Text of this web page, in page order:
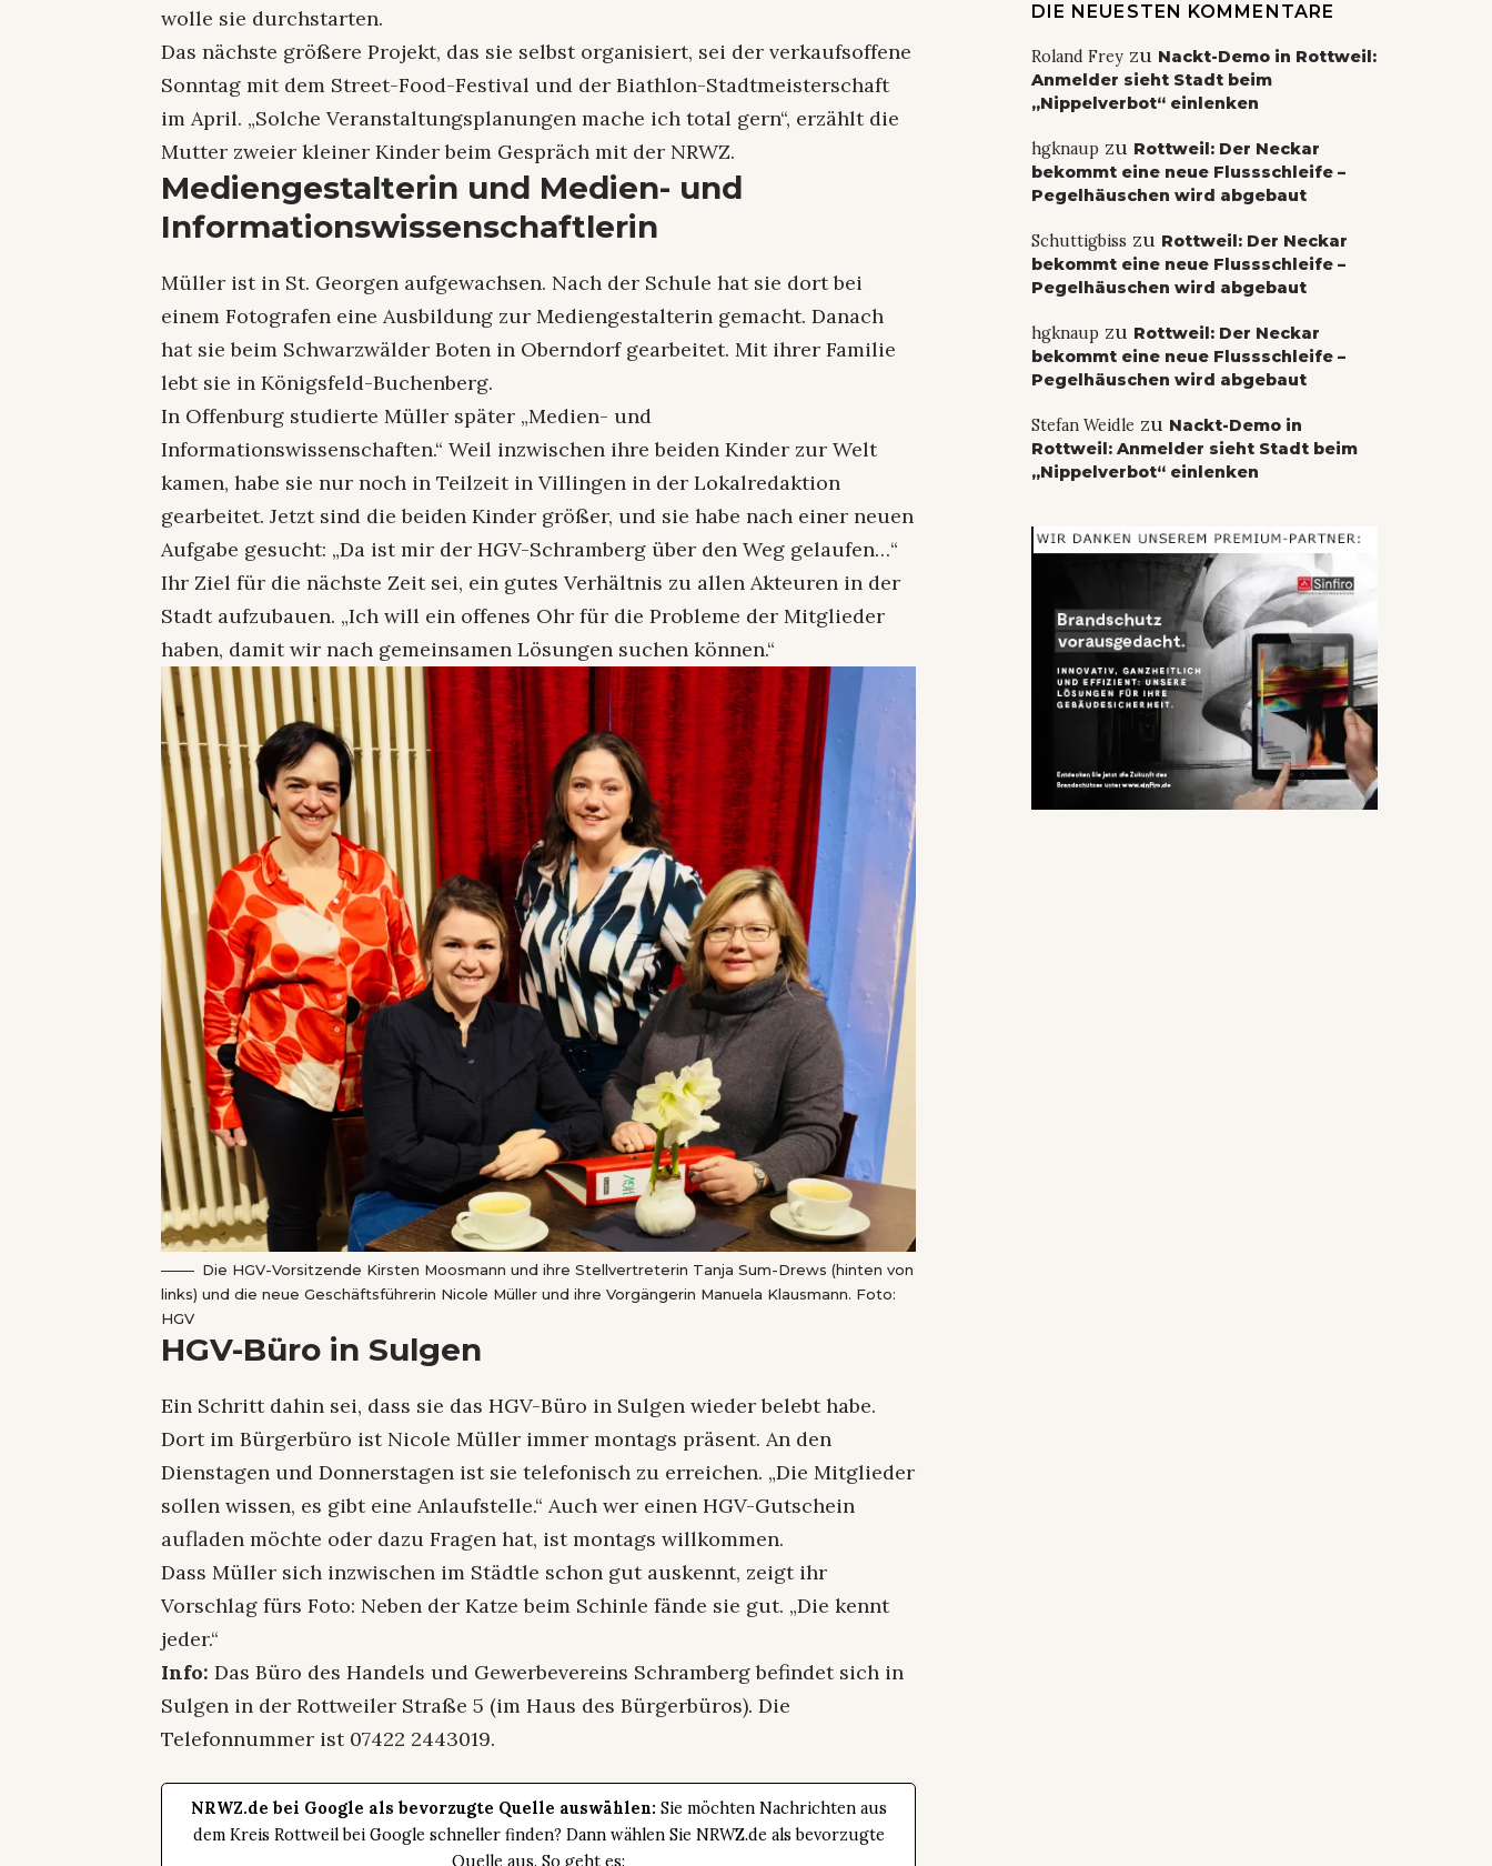
wolle sie durchstarten.
Das nächste größere Projekt, das sie selbst organisiert, sei der verkaufsoffene
Sonntag mit dem Street-Food-Festival und der Biathlon-Stadtmeisterschaft
im April. „Solche Veranstaltungsplanungen mache ich total gern“, erzählt die
Mutter zweier kleiner Kinder beim Gespräch mit der NRWZ.
Mediengestalterin und Medien- und
Informationswissenschaftlerin
Müller ist in St. Georgen aufgewachsen. Nach der Schule hat sie dort bei
einem Fotografen eine Ausbildung zur Mediengestalterin gemacht. Danach
hat sie beim Schwarzwälder Boten in Oberndorf gearbeitet. Mit ihrer Familie
lebt sie in Königsfeld-Buchenberg.
In Offenburg studierte Müller später „Medien- und
Informationswissenschaften.“ Weil inzwischen ihre beiden Kinder zur Welt
kamen, habe sie nur noch in Teilzeit in Villingen in der Lokalredaktion
gearbeitet. Jetzt sind die beiden Kinder größer, und sie habe nach einer neuen
Aufgabe gesucht: „Da ist mir der HGV-Schramberg über den Weg gelaufen…“
Ihr Ziel für die nächste Zeit sei, ein gutes Verhältnis zu allen Akteuren in der
Stadt aufzubauen. „Ich will ein offenes Ohr für die Probleme der Mitglieder
haben, damit wir nach gemeinsamen Lösungen suchen können.“
Die HGV-Vorsitzende Kirsten Moosmann und ihre Stellvertreterin Tanja Sum-Drews (hinten von
links) und die neue Geschäftsführerin Nicole Müller und ihre Vorgängerin Manuela Klausmann. Foto:
HGV
HGV-Büro in Sulgen
Ein Schritt dahin sei, dass sie das HGV-Büro in Sulgen wieder belebt habe.
Dort im Bürgerbüro ist Nicole Müller immer montags präsent. An den
Dienstagen und Donnerstagen ist sie telefonisch zu erreichen. „Die Mitglieder
sollen wissen, es gibt eine Anlaufstelle.“ Auch wer einen HGV-Gutschein
aufladen möchte oder dazu Fragen hat, ist montags willkommen.
Dass Müller sich inzwischen im Städtle schon gut auskennt, zeigt ihr
Vorschlag fürs Foto: Neben der Katze beim Schinle fände sie gut. „Die kennt
jeder.“
Info:Das Büro des Handels und Gewerbevereins Schramberg befindet sich in
Sulgen in der Rottweiler Straße 5 (im Haus des Bürgerbüros). Die
Telefonnummer ist 07422 2443019.
NRWZ.de bei Google als bevorzugte Quelle auswählen: Sie möchten Nachrichten aus
dem Kreis Rottweil bei Google schneller finden? Dann wählen Sie NRWZ.de als bevorzugte
Quelle aus. So geht es:
DIE NEUESTEN KOMMENTARE
Roland Freyzu Nackt-Demo in Rottweil:
Anmelder sieht Stadt beim
„Nippelverbot“ einlenken
hgknaupzu Rottweil: Der Neckar
bekommt eine neue Flussschleife –
Pegelhäuschen wird abgebaut
Schuttigbiss zu Rottweil: Der Neckar
bekommt eine neue Flussschleife –
Pegelhäuschen wird abgebaut
hgknaupzu Rottweil: Der Neckar
bekommt eine neue Flussschleife –
Pegelhäuschen wird abgebaut
Stefan Weidle zu Nackt-Demo in
Rottweil: Anmelder sieht Stadt beim
„Nippelverbot“ einlenken